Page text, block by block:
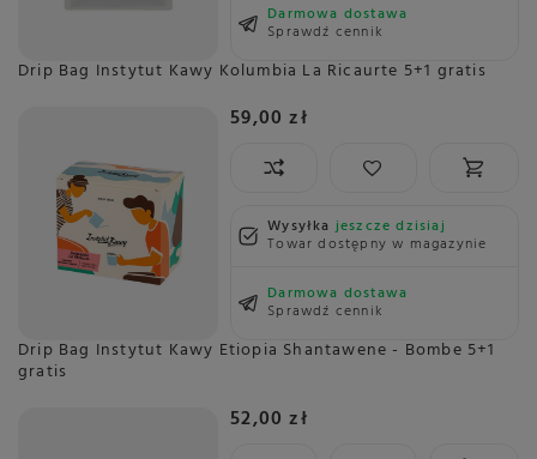
Darmowa dostawa
Sprawdź cennik
Drip Bag Instytut Kawy Kolumbia La Ricaurte 5+1 gratis
59,00 zł
Wysyłkajeszcze dzisiaj
Towar dostępny w magazynie
Darmowa dostawa
Sprawdź cennik
Drip Bag Instytut Kawy Etiopia Shantawene - Bombe 5+1
gratis
52,00 zł